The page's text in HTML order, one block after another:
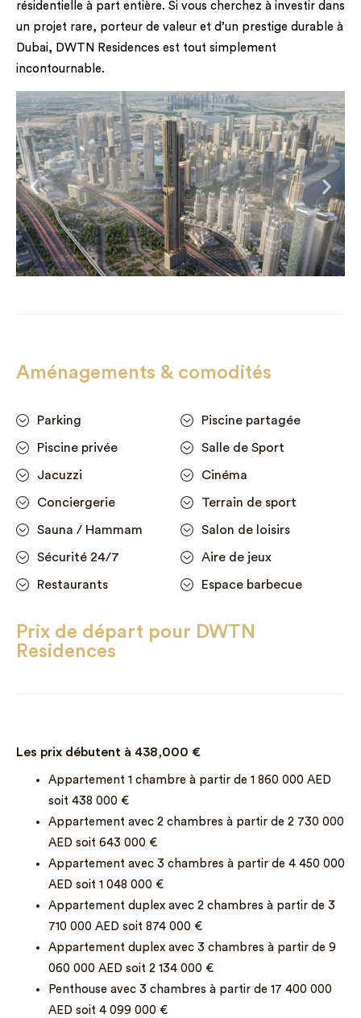
résidentielle à part entière. Si vous cherchez à investir dans
un projet rare, porteur de valeur et d’un prestige durable à
Dubai, DWTN Residences est tout simplement
incontournable.
Aménagements & comodités
Parking Piscine partagée
Piscine privée Salle de Sport
Jacuzzi Cinéma
Conciergerie Terrain de sport
Sauna / Hammam Salon de loisirs
Sécurité 24/7 Aire de jeux
Restaurants Espace barbecue
Prix de départ pour DWTN
Residences
Les prix débutent à 438,000 €
Appartement 1 chambre à partir de 1 860 000 AED
soit 438 000 €
Appartement avec 2 chambres à partir de 2 730 000
AED soit 643 000 €
Appartement avec 3 chambres à partir de 4 450 000
AED soit 1 048 000 €
Appartement duplex avec 2 chambres à partir de 3
710 000 AED soit 874 000 €
Appartement duplex avec 3 chambres à partir de 9
060 000 AED soit 2 134 000 €
Penthouse avec 3 chambres à partir de 17 400 000
AED soit 4 099 000 €